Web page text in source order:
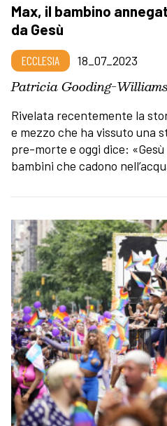
Max, il bambino
da Gesù
ECCLESIA 18_07_2023
Patricia Gooding-Williams
Rivelata recentemente la
e mezzo che ha vissuto una
pre-morte e oggi dice:
bambini che cadono